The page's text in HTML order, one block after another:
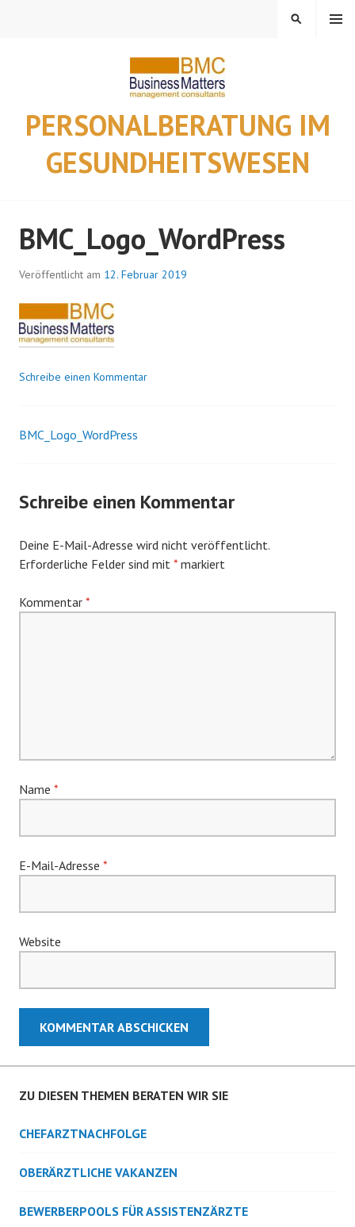
PERSONALBERATUNG IM
GESUNDHEITSWESEN
MENÜ
SUCHEN
BMC_Logo_WordPress
Veröffentlicht am 12. Februar 2019
s
Schreibe einen Kommentar
Beitrags-
BMC_Logo_WordPress
Schreibe einen Kommentar
Deine E-Mail-Adresse wird nicht veröffentlicht.
Erforderliche Felder sind mit * markiert
Kommentar *
Name *
E-Mail-Adresse *
Website
ZU DIESEN THEMEN BERATEN WIR SIE
CHEFARZTNACHFOLGE
OBERÄRZTLICHE VAKANZEN
BEWERBERPOOLS FÜR ASSISTENZÄRZTE